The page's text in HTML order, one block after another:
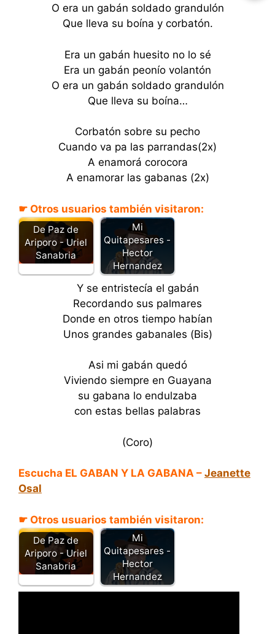
O era un gabán soldado grandulón
Que lleva su boína y corbatón.
Era un gabán huesito no lo sé
Era un gabán peonío volantón
O era un gabán soldado grandulón
Que lleva su boína…
Corbatón sobre su pecho
Cuando va pa las parrandas(2x)
A enamorá corocora
A enamorar las gabanas (2x)
☛ Otros usuarios también visitaron:
De Paz de
Ariporo - Uriel
Sanabria
Mi
Quitapesares -
Hector
Hernandez
Y se entristecía el gabán
Recordando sus palmares
Donde en otros tiempo habían
Unos grandes gabanales (Bis)
Asi mi gabán quedó
Viviendo siempre en Guayana
su gabana lo endulzaba
con estas bellas palabras
(Coro)
Escucha EL GABAN Y LA GABANA – Jeanette
Osal
☛ Otros usuarios también visitaron:
De Paz de
Ariporo - Uriel
Sanabria
Mi
Quitapesares -
Hector
Hernandez